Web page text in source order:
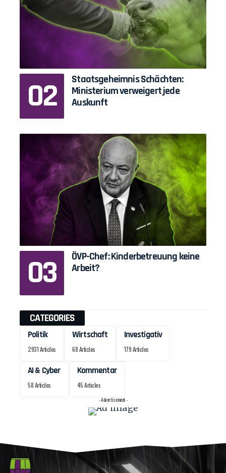
Staatsgeheimnis Schächten:
Ministerium verweigert jede
Auskunft
ÖVP-Chef: Kinderbetreuung keine
Arbeit?
CATEGORIES
Politik
2931 Articles
Wirtschaft
68 Articles
Investigativ
179 Articles
AI & Cyber
58 Articles
Kommentar
45 Articles
- Advertisement -